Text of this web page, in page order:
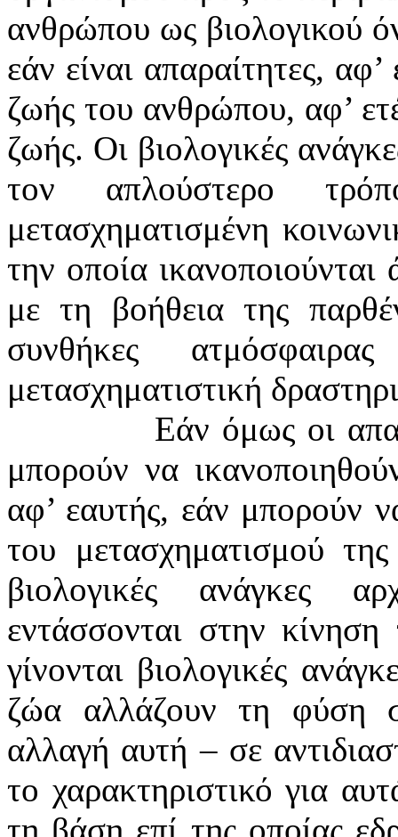
ανθρώπου ως βιολογικού
εάν είναι απαραίτητες,
ζωής του ανθρώπου, αφ’
ζωής. Οι βιολογικές
τον απλούστερο
μετασχηματισμένη
την οποία
με τη βοήθεια της
συνθήκες
μετασχηματιστική
Εάν όμως οι
μπορούν να
αφ’ εαυτής, εάν μπορούν
του μετασχηματισμού
βιολογικές ανάγκες
εντάσσονται στην κίνηση
γίνονται βιολογικές
ζώα αλλάζουν τη φύση
αλλαγή αυτή – σε
το χαρακτηριστικό για